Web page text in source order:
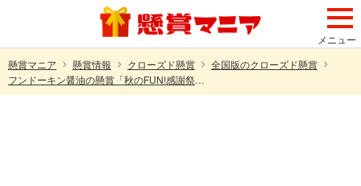
メニュー
懸賞マニア
懸賞情報 クローズド懸賞
全国版のクローズド懸賞
フンドーキン醤油の懸賞「秋のFUN!感謝祭 秋の極楽堪能キャンペーン」